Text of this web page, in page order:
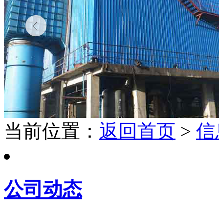
当前位置： 返回首页 >
公司动态